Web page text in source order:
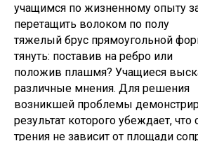
учащимся по жизненному опыту
перетащить волоком по полу
тяжелый брус прямоугольной
тянуть: поставив на ребро или
положив плашмя? Учащиеся
различные мнения. Для решения
возникшей проблемы
результат которого убеждает, что
трения не зависит от площади